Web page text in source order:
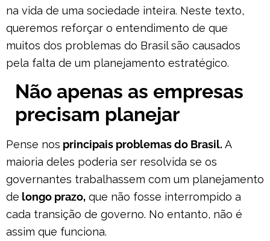
na vida de uma sociedade inteira. Neste texto,
queremos reforçar o entendimento de que
muitos dos problemas do Brasil são causados
pela falta de um planejamento estratégico.
Não apenas as empresas
precisam planejar
Pense nos principais problemas do Brasil. A
maioria deles poderia ser resolvida se os
governantes trabalhassem com um planejamento
de longo prazo, que não fosse interrompido a
cada transição de governo. No entanto, não é
assim que funciona.